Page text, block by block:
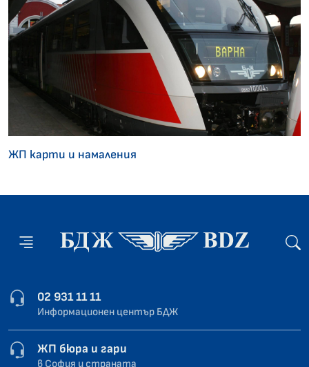
ЖП карти и намаления
02 931 11 11
Информационен център БДЖ
ЖП бюра и гари
в София и страната